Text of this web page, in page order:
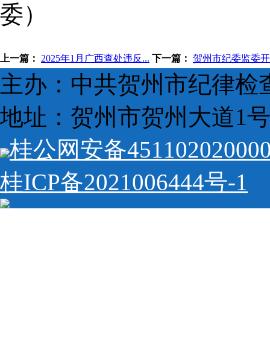
委）
上一篇： 2025年1月广西查处违反... 下一篇： 贺州市纪委监委
主办：中共贺州市纪律
地址：贺州市贺州大道1
桂公网安备
桂ICP备2021006444号-1